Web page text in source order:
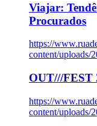
Viajar:
Procurados
https://
content/uploads/
OUT///FEST
https://
content/uploads/